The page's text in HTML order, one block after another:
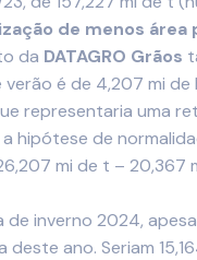
de menos
da DATAGRO Grãos
verão é de 4,207 mi
representaria uma
hipótese de
mi de t – 20,367
de inverno 2024,
deste ano. Seriam